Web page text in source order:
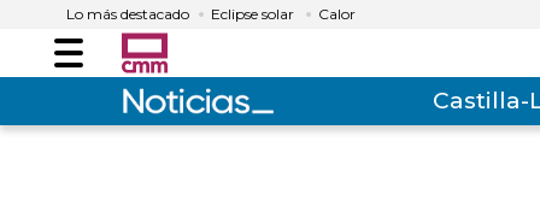
Lo más destacado Eclipse solar Calor
Menú
Castilla-